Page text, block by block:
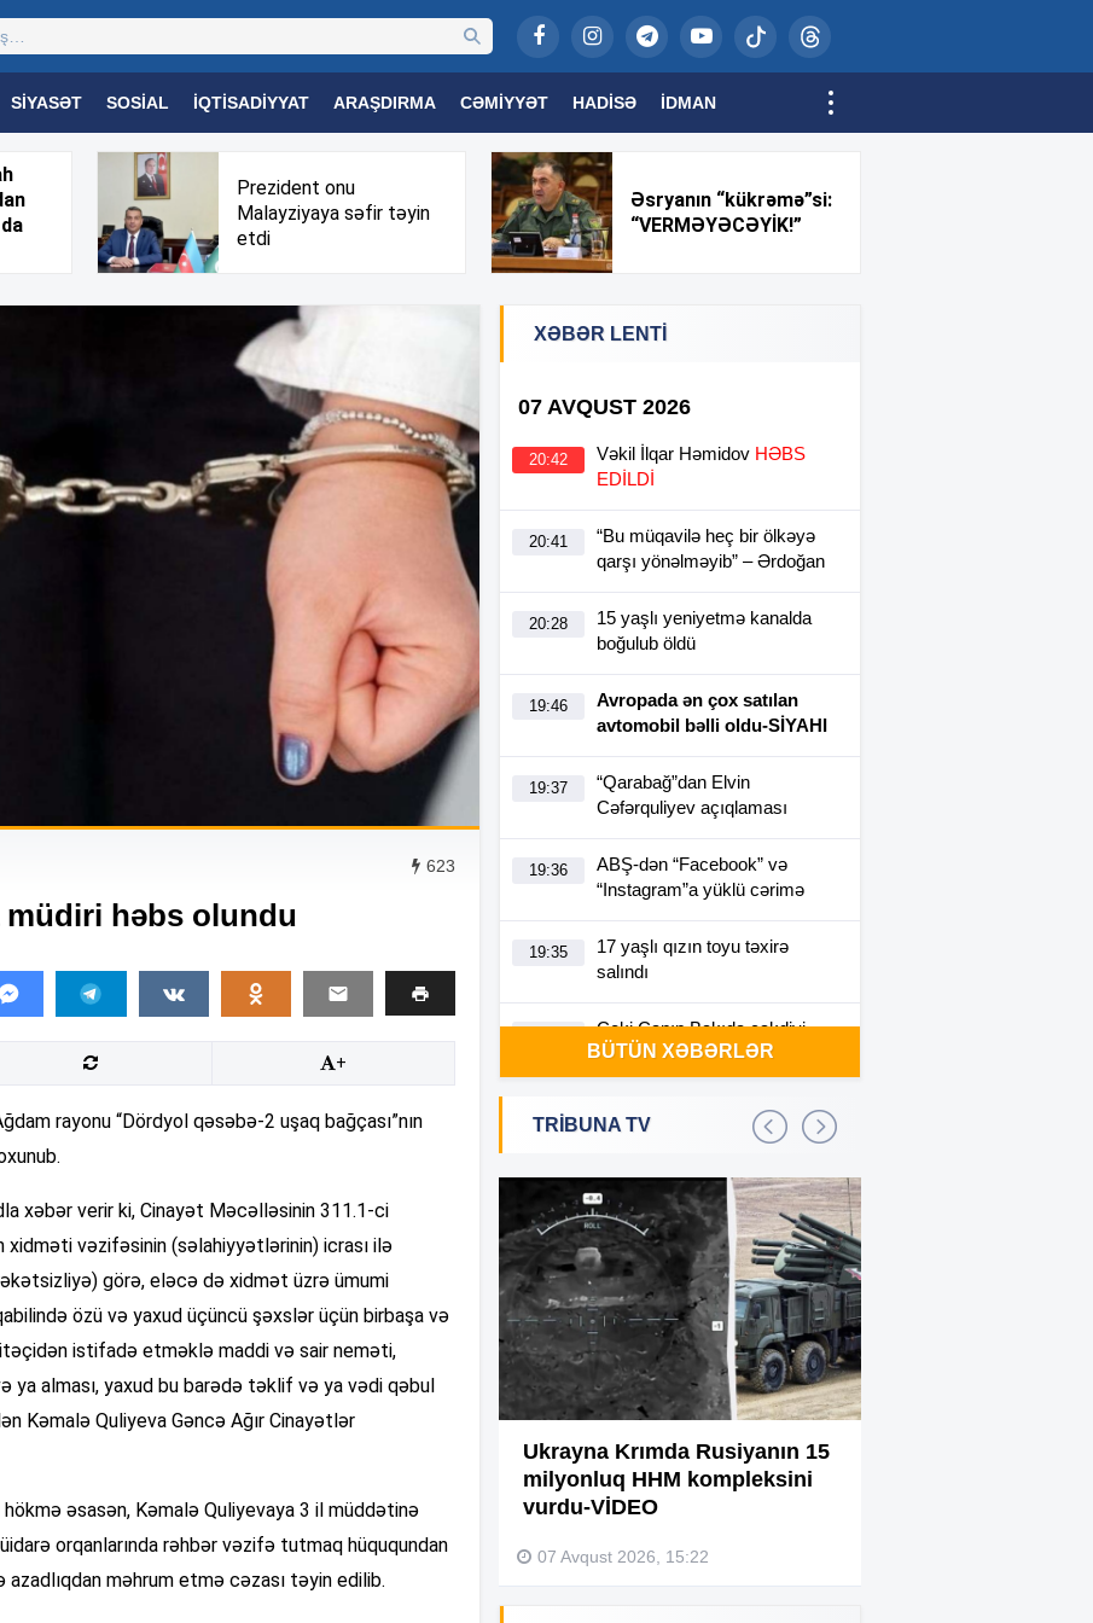
SIYASƏT SOSIAL İQTISADIYYAT ARAŞDIRMA CƏMIYYƏT HADISƏ İDMAN
TƏHSIL TRIBUNA TV
da
Prezident onu
Malayziyaya səfir təyin
etdi
Əsryanın “kükrəmə”si:
“VERMƏYƏCƏYİK!”
623
müdiri həbs olundu
+
rayonu “Dördyol qəsəbə-2 uşaq bağçası”nın
xəbər verir ki, Cinayət Məcəlləsinin 311.1-ci
vəzifəsinin (səlahiyyətlərinin) icrası ilə
görə, eləcə də xidmət üzrə ümumi
özü və yaxud üçüncü şəxslər üçün birbaşa və
istifadə etməklə maddi və sair neməti,
ya alması, yaxud bu barədə təklif və ya vədi qəbul
Kəmalə Quliyeva Gəncə Ağır Cinayətlər
hökmə əsasən, Kəmalə Quliyevaya 3 il müddətinə
orqanlarında rəhbər vəzifə tutmaq hüququndan
məhrum etmə cəzası təyin edilib.
XƏBƏR LENTİ
07 AVQUST 2026
20:42 Vəkil İlqar Həmidov HƏBS
EDİLDİ
20:41
“Bu müqavilə heç bir ölkəyə
qarşı yönəlməyib” – Ərdoğan
20:28
15 yaşlı yeniyetmə kanalda
boğulub öldü
19:46
Avropada ən çox satılan
avtomobil bəlli oldu-SİYAHI
19:37
“Qarabağ”dan Elvin
Cəfərquliyev açıqlaması
19:36
ABŞ-dən “Facebook” və
“Instagram”a yüklü cərimə
19:35
17 yaşlı qızın toyu təxirə
salındı
Ceki Çanın Bakıda çəkdiyi
filmə görə Azərbaycan 1
milyon dollar ödəyə bilər?
Bakıda 2,5 milyon manata
18:22
Sərdar Ortaç xəstəxanaya
yerləşdirilib?
18:01
Rüşvətdə təqsirləndirilən 3
vəzifəli şəxsin məhkəməsi
başlayır
17:59
“Həyat yoldaşın istəmirsə,
17:54
Kiberpolis əməliyyat keçirdi:
Xarici saytları ələ keçirən
BÜTÜN XƏBƏRLƏR
TRİBUNA TV
Ukrayna Krımda Rusiyanın 15
milyonluq HHM kompleksini
vurdu-VİDEO
07 Avqust 2026, 15:22